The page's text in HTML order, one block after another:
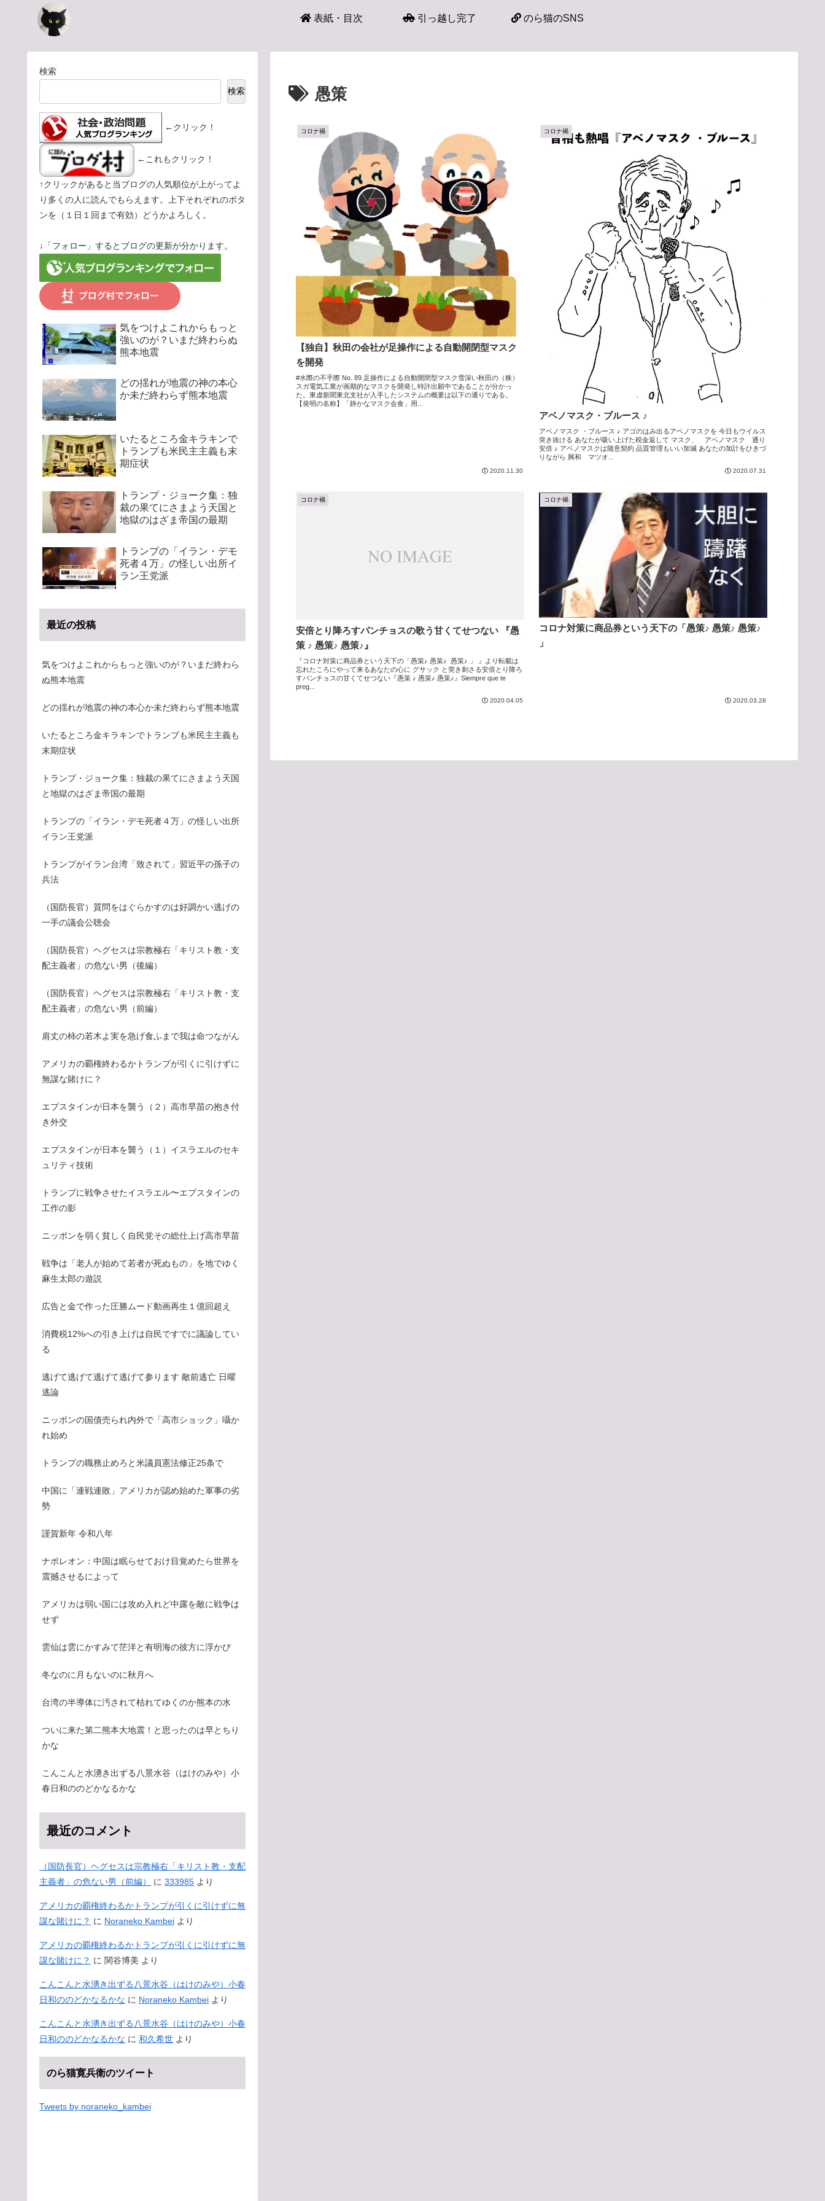
表紙・目次 引っ越し完了 のら猫のSNS
愚策
コロナ禍
【独自】秋田の会社が足操作による自動開閉型マスク
を開発
#水際の不手際 No. 89 足操作による自動開閉型マスク雪深い秋田の（株）
スガ電気工業が画期的なマスクを開発し特許出願中であることが分かっ
た。東虚新聞東北支社が入手したシステムの概要は以下の通りである。
【発明の名称】「静かなマスク会食」用...
2020.11.30
コロナ禍
アベノマスク・ブルース ♪
アベノマスク ・ブルース ♪ アゴのはみ出るアベノマスクを 今日もウイルス
突き抜ける あなたが吸い上げた税金返して マスク、 アベノマスク 通り
安倍 ♪ アベノマスクは随意契約 品質管理もいい加減 あなたの加計をひきづ
りながら 興和 マツオ...
2020.07.31
コロナ禍
安倍とり降ろすパンチョスの歌う甘くてせつない 『愚
策 ♪ 愚策♪ 愚策♪』
『コロナ対策に商品券という天下の「愚策♪ 愚策♪ 愚策♪ 」 』より転載は
忘れたころにやって来るあなたの心に グサック と突き刺さる安倍とり降ろ
すパンチョスの甘くてせつない『愚策 ♪ 愚策♪ 愚策♪』Siempre que te
preg...
2020.04.05
コロナ禍
コロナ対策に商品券という天下の「愚策♪ 愚策♪ 愚策♪
」
2020.03.28
検索
検索
←クリック！
←これもクリック！
↑クリックがあると当ブログの人気順位が上がってよ
り多くの人に読んでもらえます。上下それぞれのボタ
ンを（１日１回まで有効）どうかよろしく。
↓「フォロー」するとブログの更新が分かります。
気をつけよこれからもっと
強いのが？いまだ終わらぬ
熊本地震
どの揺れが地震の神の本心
か未だ終わらず熊本地震
いたるところ金キラキンで
トランプも米民主主義も末
期症状
トランプ・ジョーク集：独
裁の果てにさまよう天国と
地獄のはざま帝国の最期
トランプの「イラン・デモ
死者４万」の怪しい出所イ
ラン王党派
最近の投稿
気をつけよこれからもっと強いのが？いまだ終わら
ぬ熊本地震
どの揺れが地震の神の本心か未だ終わらず熊本地震
いたるところ金キラキンでトランプも米民主主義も
末期症状
トランプ・ジョーク集：独裁の果てにさまよう天国
と地獄のはざま帝国の最期
トランプの「イラン・デモ死者４万」の怪しい出所
イラン王党派
トランプがイラン台湾「致されて」習近平の孫子の
兵法
（国防長官）質問をはぐらかすのは好調かい逃げの
一手の議会公聴会
（国防長官）ヘグセスは宗教極右「キリスト教・支
配主義者」の危ない男（後編）
（国防長官）ヘグセスは宗教極右「キリスト教・支
配主義者」の危ない男（前編）
肩丈の柿の若木よ実を急げ食ふまで我は命つながん
アメリカの覇権終わるかトランプが引くに引けずに
無謀な賭けに？
エプスタインが日本を襲う（２）高市早苗の抱き付
き外交
エプスタインが日本を襲う（１）イスラエルのセキ
ュリティ技術
トランプに戦争させたイスラエル〜エプスタインの
工作の影
ニッポンを弱く貧しく自民党その総仕上げ高市早苗
戦争は「老人が始めて若者が死ぬもの」を地でゆく
麻生太郎の遊説
広告と金で作った圧勝ムード動画再生１億回超え
消費税12%への引き上げは自民ですでに議論してい
る
逃げて逃げて逃げて逃げて参ります 敵前逃亡 日曜
逃論
ニッポンの国債売られ内外で「高市ショック」囁か
れ始め
トランプの職務止めろと米議員憲法修正25条で
中国に「連戦連敗」アメリカが認め始めた軍事の劣
勢
謹賀新年 令和八年
ナポレオン：中国は眠らせておけ目覚めたら世界を
震撼させるによって
アメリカは弱い国には攻め入れど中露を敵に戦争は
せず
雲仙は雲にかすみて茫洋と有明海の彼方に浮かび
冬なのに月もないのに秋月へ
台湾の半導体に汚されて枯れてゆくのか熊本の水
ついに来た第二熊本大地震！と思ったのは早とちり
かな
こんこんと水湧き出ずる八景水谷（はけのみや）小
春日和ののどかなるかな
最近のコメント
（国防長官）ヘグセスは宗教極右「キリスト教・支配
主義者」の危ない男（前編）
に 333985 より
アメリカの覇権終わるかトランプが引くに引けずに無
謀な賭けに？ に Noraneko Kambei より
アメリカの覇権終わるかトランプが引くに引けずに無
謀な賭けに？ に 関谷博美 より
こんこんと水湧き出ずる八景水谷（はけのみや）小春
日和ののどかなるかな に Noraneko Kambei より
こんこんと水湧き出ずる八景水谷（はけのみや）小春
日和ののどかなるかな に 和久希世 より
のら猫寛兵衛のツイート
Tweets by noraneko_kambei